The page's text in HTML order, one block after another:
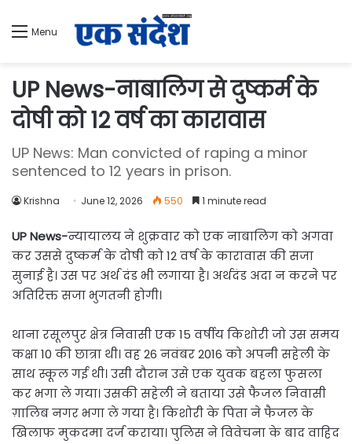
Menu
UP News-नाबालिग से दुष्कर्म के
दोषी को 12 वर्ष का कारावास
UP News: Man convicted of raping a minor
sentenced to 12 years in prison.
Krishna June 12, 2026 550 1 minute read
UP News-न्यायालय ने शुक्रवार को एक नाबालिग को अगवा
कर उससे दुष्कर्म के दोषी को 12 वर्ष के कारावास की सजा
सुनाई है। उस पर अर्थ दंड भी लगाया है। अर्थदंड अदा न करने पर
अतिरिक्त सजा भुगतनी होगी।
थाना रसूलपुर क्षेत्र निवासी एक 15 वर्षीय किशोरी जो उस समय
कक्षा 10 की छात्रा थी। वह 26 नवंबर 2016 को अपनी सहेली के
साथ स्कूल गई थी। उसी दौरान उसे एक युवक बहला फुसला
कर भगा ले गया। उसकी सहेली ने बताया उसे फैजल निवासी
ग़ालिब नगर भगा ले गया है। किशोरी के पिता ने फैजल के
खिलाफ मुकदमा दर्ज कराया। पुलिस ने विवेचना के बाद वाहिद